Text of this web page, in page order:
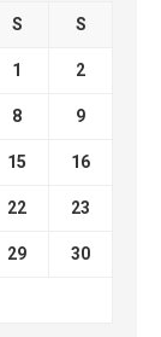
S S
1 2
8 9
15 16
22 23
29 30